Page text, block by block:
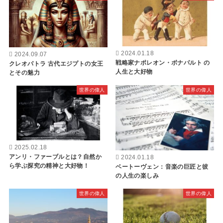
2024.09.07
クレオパトラ 古代エジプトの女王
とその魅力
2024.01.18
戦略家ナポレオン・ボナパルト の
人生と大好物
世界の偉人
2025.02.18
アンリ・ファーブルとは？自然か
ら学ぶ探究の精神と大好物！
世界の偉人
2024.01.18
ベートーヴェン：音楽の巨匠と彼
の人生の楽しみ
世界の偉人 世界の偉人